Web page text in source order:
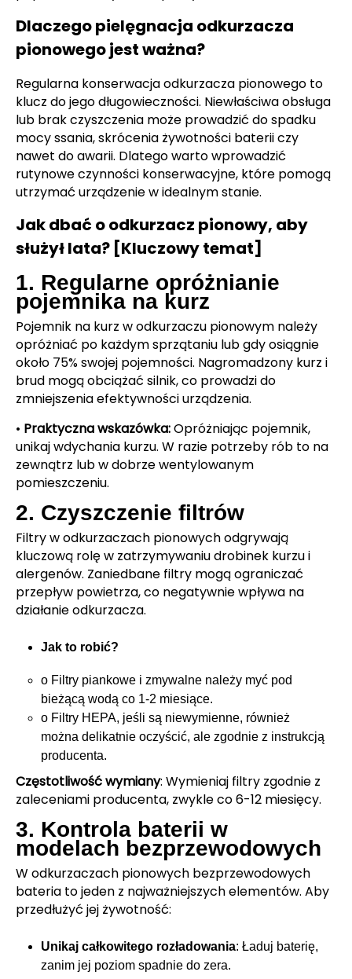
Dlaczego pielęgnacja odkurzacza
pionowego jest ważna?
Regularna konserwacja odkurzacza pionowego to
klucz do jego długowieczności. Niewłaściwa obsługa
lub brak czyszczenia może prowadzić do spadku
mocy ssania, skrócenia żywotności baterii czy
nawet do awarii. Dlatego warto wprowadzić
rutynowe czynności konserwacyjne, które pomogą
utrzymać urządzenie w idealnym stanie.
Jak dbać o odkurzacz pionowy, aby
służył lata? [Kluczowy temat]
1. Regularne opróżnianie
pojemnika na kurz
Pojemnik na kurz w odkurzaczu pionowym należy
opróżniać po każdym sprzątaniu lub gdy osiągnie
około 75% swojej pojemności. Nagromadzony kurz i
brud mogą obciążać silnik, co prowadzi do
zmniejszenia efektywności urządzenia.
• Praktyczna wskazówka:Opróżniając pojemnik,
unikaj wdychania kurzu. W razie potrzeby rób to na
zewnątrz lub w dobrze wentylowanym
pomieszczeniu.
2. Czyszczenie filtrów
Filtry w odkurzaczach pionowych odgrywają
kluczową rolę w zatrzymywaniu drobinek kurzu i
alergenów. Zaniedbane filtry mogą ograniczać
przepływ powietrza, co negatywnie wpływa na
działanie odkurzacza.
Jak to robić?
o Filtry piankowe i zmywalne należy myć pod
bieżącą wodą co 1-2 miesiące.
o Filtry HEPA, jeśli są niewymienne, również
można delikatnie oczyścić, ale zgodnie z instrukcją
producenta.
Częstotliwość wymiany: Wymieniaj filtry zgodnie z
zaleceniami producenta, zwykle co 6-12 miesięcy.
3. Kontrola baterii w
modelach bezprzewodowych
W odkurzaczach pionowych bezprzewodowych
bateria to jeden z najważniejszych elementów. Aby
przedłużyć jej żywotność:
Unikaj całkowitego rozładowania: Ładuj baterię,
zanim jej poziom spadnie do zera.